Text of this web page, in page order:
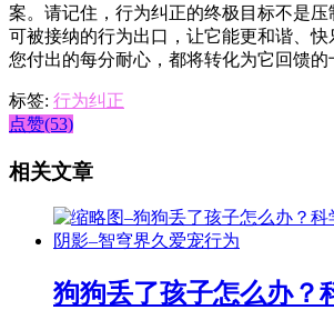
案。请记住，行为纠正的终极目标不是
可被接纳的行为出口，让它能更和谐、快
您付出的每分耐心，都将转化为它回馈的
标签: 行为纠正
点赞(53)
相关文章
狗狗丢了孩子怎么办？